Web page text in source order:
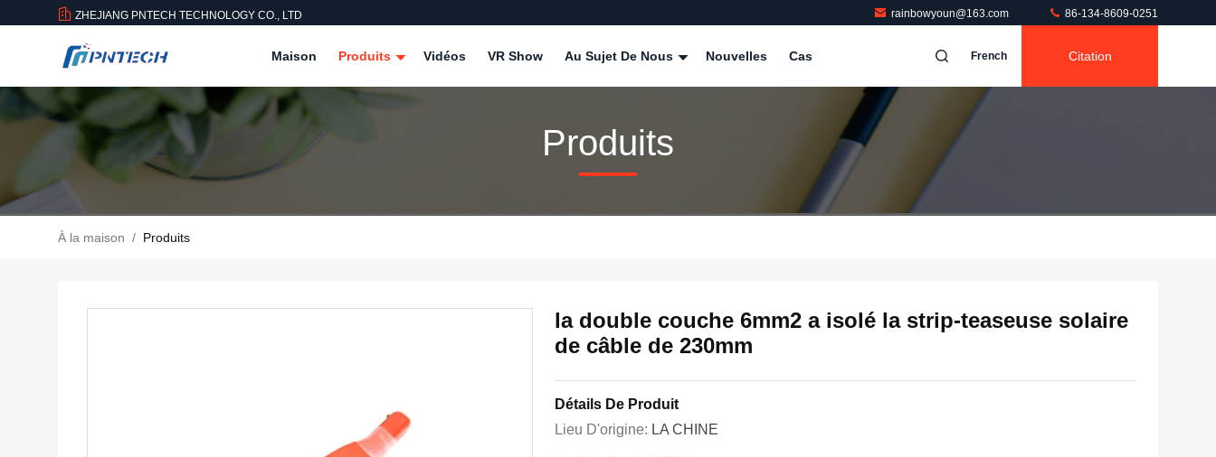
ZHEJIANG PNTECH TECHNOLOGY CO., LTD rainbowyoun@163.com 86-134-8609-0251
Maison Produits Vidéos VR Show Au Sujet De Nous Nouvelles Cas French Citation
Produits
À la maison / Produits
la double couche 6mm2 a isolé la strip-teaseuse solaire
de câble de 230mm
Détails De Produit
Lieu D'origine: LA CHINE